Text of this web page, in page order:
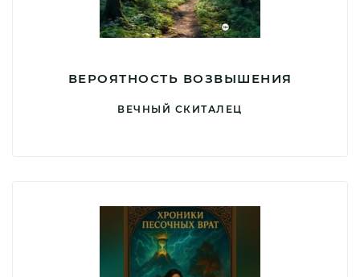
ВЕРОЯТНОСТЬ ВОЗВЫШЕНИЯ
ВЕЧНЫЙ СКИТАЛЕЦ